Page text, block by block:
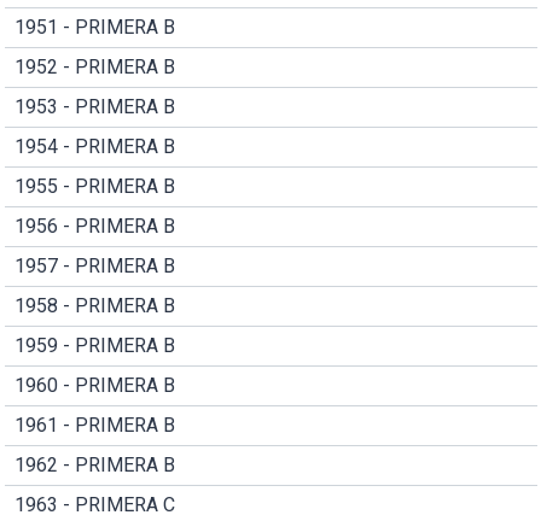
1951 - PRIMERA B
1952 - PRIMERA B
1953 - PRIMERA B
1954 - PRIMERA B
1955 - PRIMERA B
1956 - PRIMERA B
1957 - PRIMERA B
1958 - PRIMERA B
1959 - PRIMERA B
1960 - PRIMERA B
1961 - PRIMERA B
1962 - PRIMERA B
1963 - PRIMERA C